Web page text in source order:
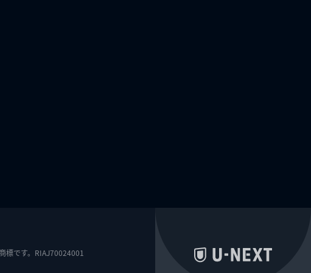
標です。RIAJ70024001